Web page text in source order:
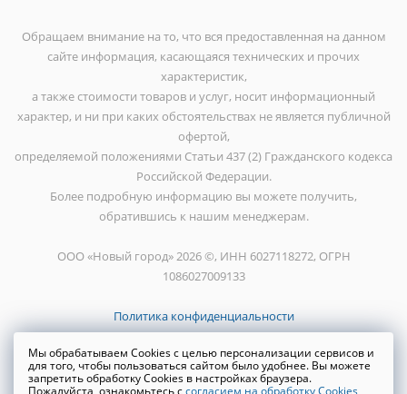
Обращаем внимание на то, что вся предоставленная на данном
сайте информация, касающаяся технических и прочих
характеристик,
а также стоимости товаров и услуг, носит информационный
характер, и ни при каких обстоятельствах не является публичной
офертой,
определяемой положениями Статьи 437 (2) Гражданского кодекса
Российской Федерации.
Более подробную информацию вы можете получить,
обратившись к нашим менеджерам.
ООО «Новый город» 2026 ©, ИНН 6027118272, ОГРН
1086027009133
Политика конфиденциальности
Мы обрабатываем Cookies с целью персонализации сервисов и
для того, чтобы пользоваться сайтом было удобнее. Вы можете
запретить обработку Cookies в настройках браузера.
Пожалуйста, ознакомьтесь ссогласием на обработку Cookies